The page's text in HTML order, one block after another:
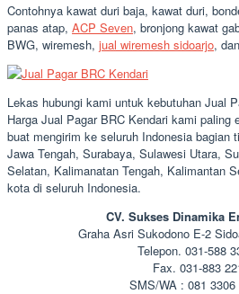
Contohnya kawat duri baja, kawat duri,
panas atap, ACP Seven, bronjong kawat
BWG, wiremesh, jual wiremesh sidoarjo,
Lekas hubungi kami untuk kebutuhan Jual
Harga Jual Pagar BRC Kendari kami paling
buat mengirim ke seluruh Indonesia bagian
Jawa Tengah, Surabaya, Sulawesi Utara,
Selatan, Kalimanatan Tengah, Kalimantan
kota di seluruh Indonesia.
CV. Sukses Dinamika
Graha Asri Sukodono E-2
Telepon. 031-588
Fax. 031-883
SMS/WA : 081 3306